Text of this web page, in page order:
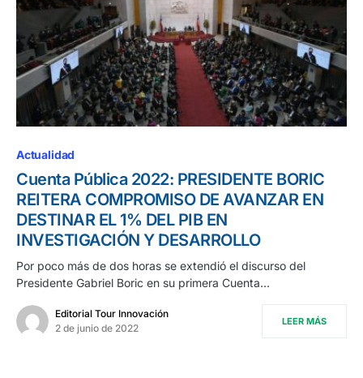
Actualidad
Cuenta Pública 2022: PRESIDENTE BORIC
REITERA COMPROMISO DE AVANZAR EN
DESTINAR EL 1% DEL PIB EN
INVESTIGACIÓN Y DESARROLLO
Por poco más de dos horas se extendió el discurso del
Presidente Gabriel Boric en su primera Cuenta…
Editorial Tour Innovación
2 de junio de 2022
LEER MÁS